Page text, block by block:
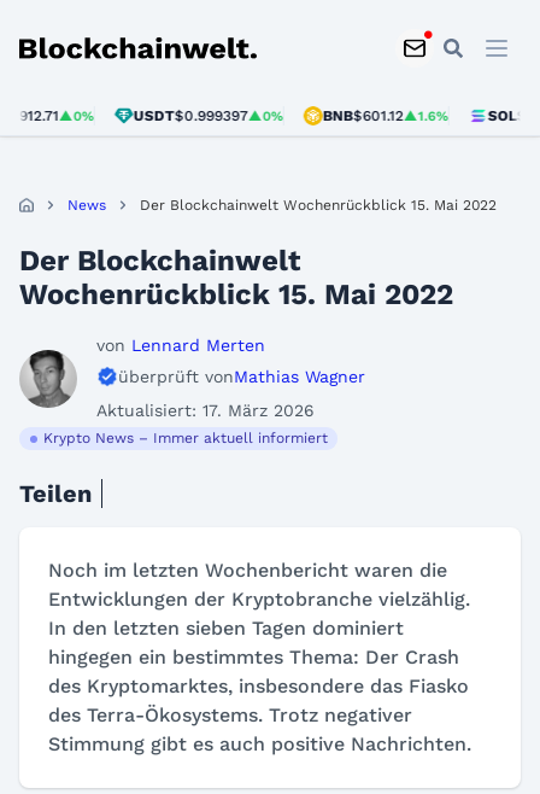
Blockchainwelt
▲0% USDT$0.999397▲0% BNB $601.12▲1.6% SOL $75.96
News Der Blockchainwelt Wochenrückblick 15. Mai 2022
Der Blockchainwelt
Wochenrückblick 15. Mai 2022
von Lennard Merten
überprüft vonMathias Wagner
Aktualisiert: 17. März 2026
Krypto News – Immer aktuell informiert
Teilen
Noch im letzten Wochenbericht waren die
Entwicklungen der Kryptobranche vielzählig.
In den letzten sieben Tagen dominiert
hingegen ein bestimmtes Thema: Der Crash
des Kryptomarktes, insbesondere das Fiasko
des Terra-Ökosystems. Trotz negativer
Stimmung gibt es auch positive Nachrichten.